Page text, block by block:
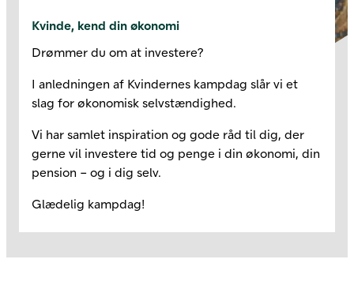
Kvinde, kend din økonomi
Drømmer du om at investere?
I anledningen af Kvindernes kampdag slår vi et
slag for økonomisk selvstændighed.
Vi har samlet inspiration og gode råd til dig, der
gerne vil investere tid og penge i din økonomi, din
pension – og i dig selv.
Glædelig kampdag!